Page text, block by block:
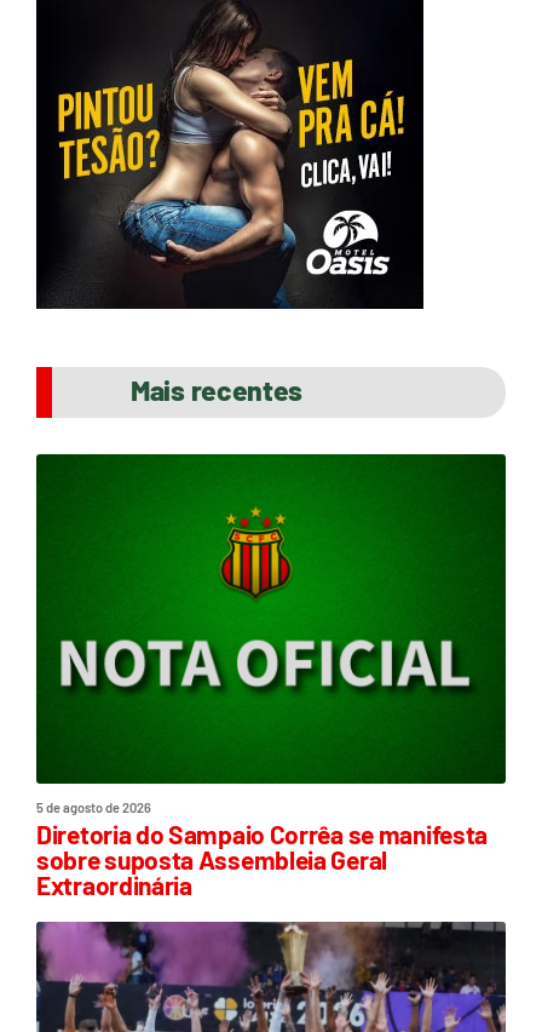
Mais recentes
5 de agosto de 2026
Diretoria do Sampaio Corrêa se manifesta
sobre suposta Assembleia Geral
Extraordinária